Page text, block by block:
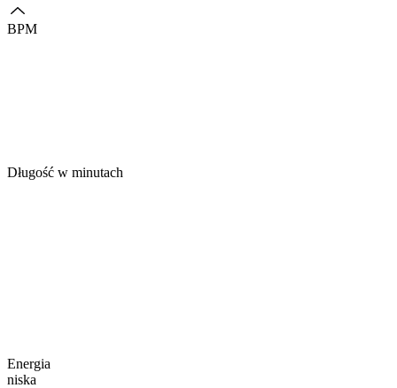
BPM
Długość w minutach
Energia
niska